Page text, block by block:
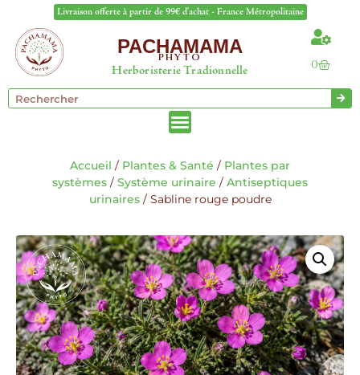
Livraison offerte à partir de 99€ d'achat - France Métropolitaine
PACHAMAMA
PHYTO
Herboristerie Tradionnelle 0
Accueil / Plantes & Santé / Plantes par
systèmes / Système urinaire / Antiseptiques
urinaires/ Sabline rouge poudre